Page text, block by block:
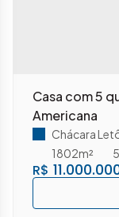
Casa com 5
Americana
R$
Chácara
5
1802m²